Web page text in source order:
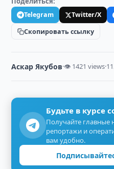
Telegram Twitter/X
Скопировать ссылку
Аскар Якубов·👁 1421 views·
Будьте в курсе
Получайте главные
репортажи и
вам удобно.